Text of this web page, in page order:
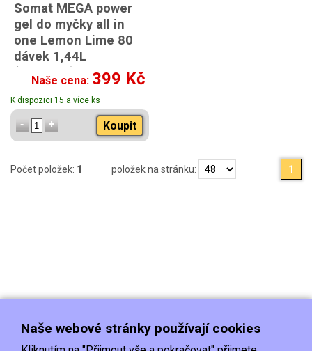
Somat MEGA power
gel do myčky all in
one Lemon Lime 80
dávek 1,44L
(2x720ml)
Naše cena: 399 Kč
K dispozici 15 a více ks
Koupit
Počet položek: 1 položek na stránku: 1
Naše webové stránky používají cookies